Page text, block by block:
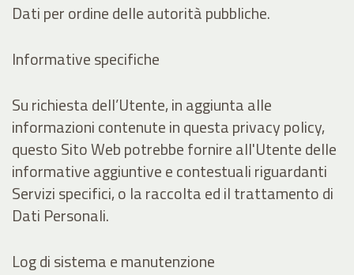
Dati per ordine delle autorità pubbliche.
Informative specifiche
Su richiesta dell’Utente, in aggiunta alle
informazioni contenute in questa privacy policy,
questo Sito Web potrebbe fornire all'Utente delle
informative aggiuntive e contestuali riguardanti
Servizi specifici, o la raccolta ed il trattamento di
Dati Personali.
Log di sistema e manutenzione